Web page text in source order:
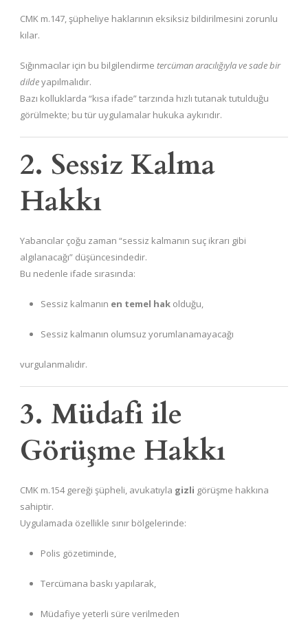
CMK m.147, şüpheliye haklarının eksiksiz bildirilmesini zorunlu
kılar.
Sığınmacılar için bu bilgilendirme tercüman aracılığıyla ve sade bir
dildeyapılmalıdır.
Bazı kolluklarda “kısa ifade” tarzında hızlı tutanak tutulduğu
görülmekte; bu tür uygulamalar hukuka aykırıdır.
2. Sessiz Kalma
Hakkı
Yabancılar çoğu zaman “sessiz kalmanın suç ikrarı gibi
algılanacağı” düşüncesindedir.
Bu nedenle ifade sırasında:
Sessiz kalmanın en temel hak olduğu,
Sessiz kalmanın olumsuz yorumlanamayacağı
vurgulanmalıdır.
3. Müdafi ile
Görüşme Hakkı
CMK m.154 gereği şüpheli, avukatıyla gizli görüşme hakkına
sahiptir.
Uygulamada özellikle sınır bölgelerinde:
Polis gözetiminde,
Tercümana baskı yapılarak,
Müdafiye yeterli süre verilmeden